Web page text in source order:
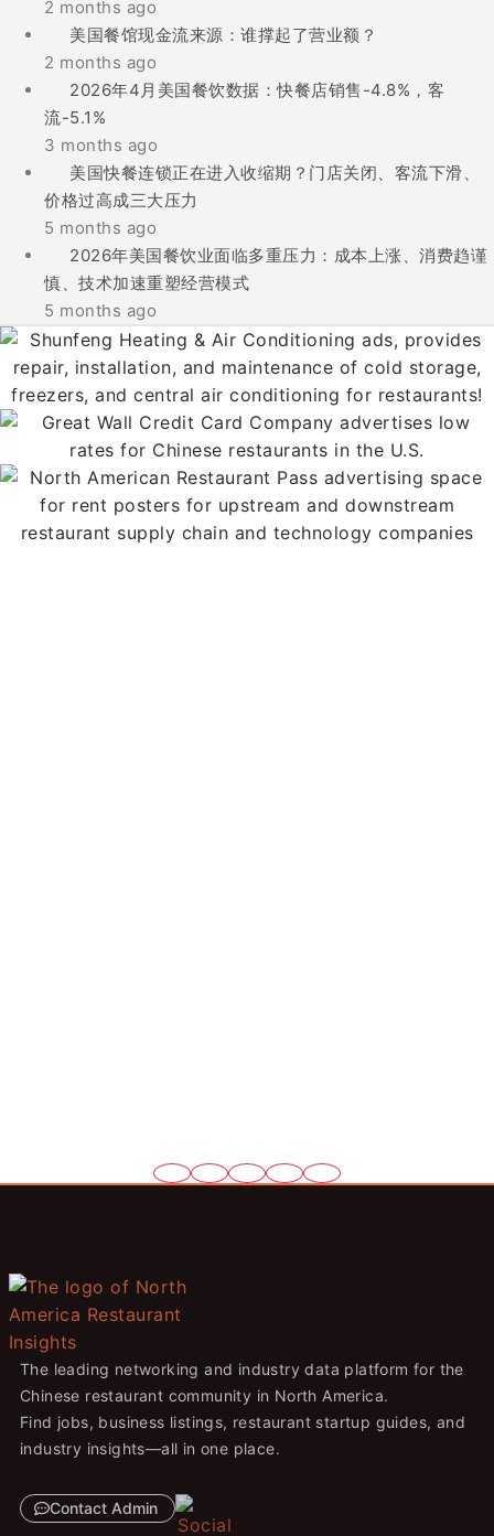
2 months ago
美国餐馆现金流来源：谁撑起了营业额？
2 months ago
2026年4月美国餐饮数据：快餐店销售-4.8%，客
流-5.1%
3 months ago
美国快餐连锁正在进入收缩期？门店关闭、客流下滑、
价格过高成三大压力
5 months ago
2026年美国餐饮业面临多重压力：成本上涨、消费趋谨
慎、技术加速重塑经营模式
5 months ago
The leading networking and industry data platform for the
Chinese restaurant community in North America.
Find jobs, business listings, restaurant startup guides, and
industry insights—all in one place.
Contact Admin